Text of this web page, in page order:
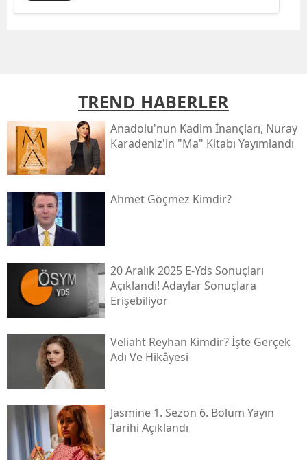
TREND HABERLER
Anadolu'nun Kadim İnançları, Nuray
Karadeniz'in "ma" Kitabı Yayımlandı
Ahmet Göçmez Kimdir?
20 Aralık 2025 E-Yds Sonuçları
Açıklandı! Adaylar Sonuçlara
Erişebiliyor
Veliaht Reyhan Kimdir? İşte Gerçek
Adı Ve Hikâyesi
Jasmine 1. Sezon 6. Bölüm Yayın
Tarihi Açıklandı